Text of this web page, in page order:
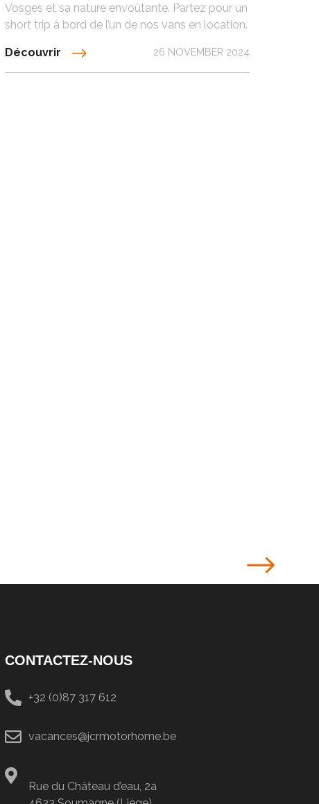
Vosges et sa nature envoûtante. Partez pour un
short trip à bord de l’un de nos vans en location.
Découvrir 26 NOVEMBER 2024
CONTACTEZ-NOUS
+32 (0)87 317 612
vacances@jcrmotorhome.be
Rue du Château d’eau, 2a